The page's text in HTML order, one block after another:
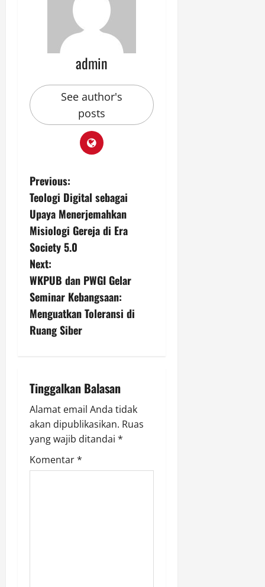
admin
See author's
posts
P
o
s
t
n
a
v
g
a
t
i
Previous:
Teologi Digital sebagai
Upaya Menerjemahkan
Misiologi Gereja di Era
Society 5.0
Next:
WKPUB dan PWGI Gelar
Seminar Kebangsaan:
Menguatkan Toleransi di
Ruang Siber
Tinggalkan Balasan
Alamat email Anda tidak
akan dipublikasikan. Ruas
yang wajib ditandai *
Komentar*